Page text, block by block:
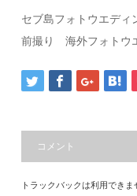
セブ島フォトウエデ
前撮り 海外フォトウ
コメント
トラックバックは利用できま